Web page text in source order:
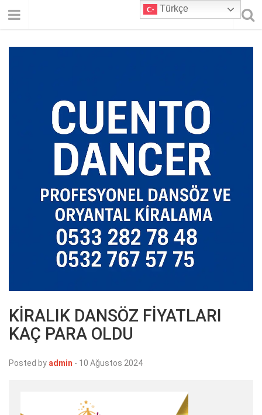
KİRALIK DANSÖZ FİYATLARI
KAÇ PARA OLDU
Posted by admin - 10 Ağustos 2024
Türkçe